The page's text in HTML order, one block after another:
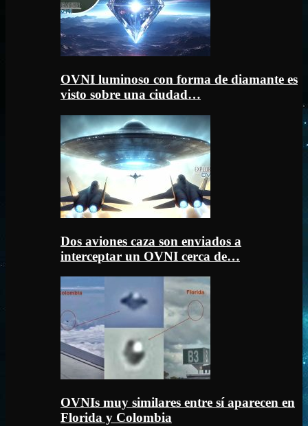
OVNI luminoso con forma de diamante es
visto sobre una ciudad…
Dos aviones caza son enviados a
interceptar un OVNI cerca de…
OVNIs muy similares entre sí aparecen en
Florida y Colombia